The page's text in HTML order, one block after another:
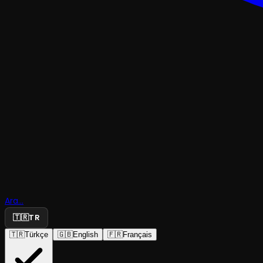
Ara...
🇹🇷TR
🇹🇷Türkçe 🇬🇧English 🇫🇷Français
Aşkın